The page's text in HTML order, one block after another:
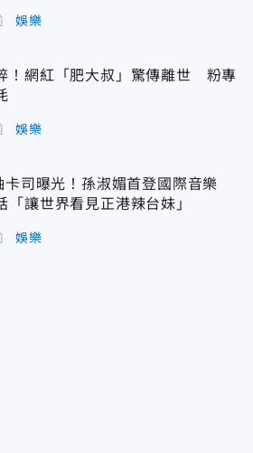
娛樂
！網紅「肥大叔」驚傳離世 粉專
娛樂
卡司曝光！孫淑媚首登國際音樂
讓世界看見正港辣台妹」
娛樂